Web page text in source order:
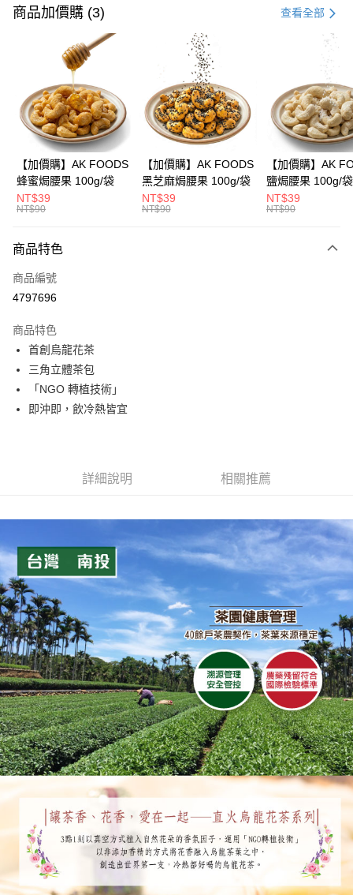
信用卡一次付款
3 期 0 利率 每期
合作金庫商業銀行
第一商業銀行
華南商業銀行
彰化商業銀行
上海商業儲蓄銀行
台北富邦商業銀行
國泰世華商業銀行
兆豐國際商業銀行
臺灣中小企業銀行
匯豐（台灣）商業銀行
華泰商業銀行
聯邦商業銀行
遠東國際商業銀行
元大商業銀行
台灣樂天信用卡公司
超商取貨付款
LINE Pay
Apple Pay
街口支付
悠遊付
AFTEE先享後付
【關於「AFTEE先享後付」】
AFTEE先享後付是「在收到商品之後才付款」的支付方式。 讓您購物簡單
２．便利：只要手機號碼，簡訊認證，即可結帳。
３．安心：先確認商品／服務後，再付款。
【「AFTEE先享後付」結帳流程】
１．於結帳方式選擇「AFTEE先享後付」後，將跳轉至「AFTEE先享後付」
結帳頁面，進行簡訊認證並確認金額後，即可完成結帳。
購買商品的店家。未經商家同意取消之訂單仍視為有效，需透過AFTEE先享
是否繳費成功／繳費後需取消欲退款等相關疑問，請聯繫「AFTEE先享後付
https://netprotections.freshdesk.com/support/home
【注意事項】
１．透過由恩沛科技股份有限公司提供之「AFTEE先享後付」服務完成之交
易，需依本服務之必要範圍內提供個人資料，並將交易相關給付款項請求債
權轉讓予恩沛科技股份有限公司。
２．關於個人資料處理事宜，請瀏覽以下網址：
https://aftee.tw/terms/#terms3
３．未成年的使用者請事先徵得法定代理人或監護人之同意方可使用
「AFTEE先享後付」，若未經同意申辦者引起之損失，本公司不負相關責
任。
４．使用「AFTEE先享後付」時，將依據個別帳號之用戶狀況，依本公司即
時審查核予不同之上限額度；若仍有額度不足之情形，本公司將視審查結果
請求用戶進行身份認證。
５．嚴禁一人註冊多個帳號或使用他人資訊註冊。若發現惡意使用之情形，
恩沛科技股份有限公司將有權停止該用戶之使用額度並採取法律行動。
運送方式
全家取貨付款
每筆NT$60，滿NT$399(含以上)免運費
付款後全家取貨
每筆NT$9,999
付款後7-11取貨
每筆NT$60，滿NT$699(含以上)免運費
宅配
每筆NT$100，滿NT$1,000(含以上)免運費
離島宅配
每筆NT$220，滿NT$2,000(含以上)免運費
國際宅配-直送海外 查看運費
商品加價購 (3) 查看全部
【加價購】AK FOODS
蜂蜜焗腰果 100g/袋
NT$39
NT$90
【加價購】AK FOODS
黑芝麻焗腰果 100g/袋
NT$39
NT$90
【加價購】AK
鹽焗腰果 100g/袋
NT$39
NT$90
商品特色
商品編號
4797696
商品特色
首創烏龍花茶
三角立體茶包
「NGO 轉植技術」
即沖即，飲冷熱皆宜
詳細說明 相關推薦